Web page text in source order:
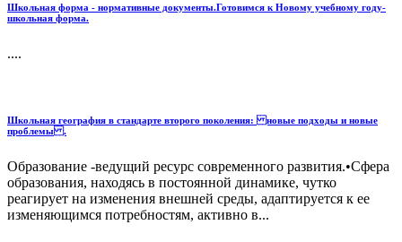
Школьная форма - нормативные документы.Готовимся к Новому учебному году-
школьная форма.
....
Школьная география в стандарте второго поколения: новые подходы и новые
проблемы .
Образование -ведущий ресурс современного развития.•Сфера
образования, находясь в постоянной динамике, чутко
реагирует на изменения внешней среды, адаптируется к ее
изменяющимся потребностям, активно в...